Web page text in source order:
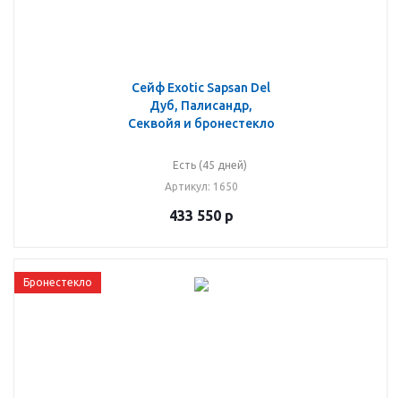
Сейф Exotic Sapsan Del
Дуб, Палисандр,
Секвойя и бронестекло
Есть (45 дней)
Артикул: 1650
433 550р
Бронестекло